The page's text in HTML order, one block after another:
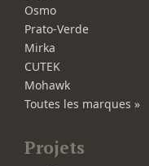
Osmo
Prato-Verde
Mirka
CUTEK
Mohawk
Toutes les marques »
Projets